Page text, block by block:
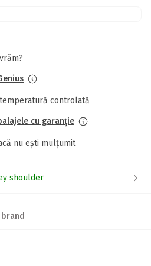
controlată
cu garanție
nu ești mulțumit
shoulder